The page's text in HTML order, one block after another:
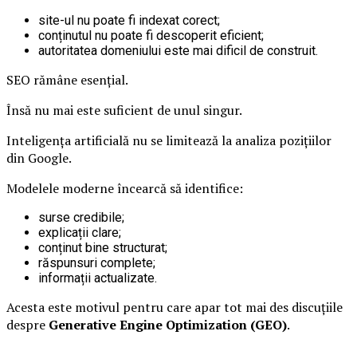
site-ul nu poate fi indexat corect;
conținutul nu poate fi descoperit eficient;
autoritatea domeniului este mai dificil de construit.
SEO rămâne esențial.
Însă nu mai este suficient de unul singur.
Inteligența artificială nu se limitează la analiza pozițiilor
din Google.
Modelele moderne încearcă să identifice:
surse credibile;
explicații clare;
conținut bine structurat;
răspunsuri complete;
informații actualizate.
Acesta este motivul pentru care apar tot mai des discuțiile
despre Generative Engine Optimization (GEO).